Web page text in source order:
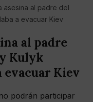
asesina al padre del
a evacuar Kiev
al padre
Kulyk
evacuar Kiev
podrán participar